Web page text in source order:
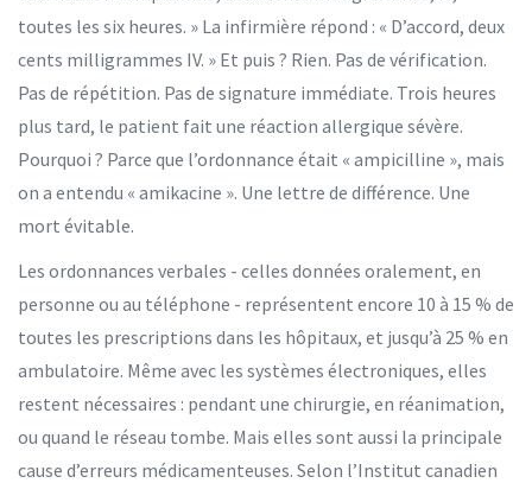
toutes les six heures. » La infirmière répond : « D’accord, deux
cents milligrammes IV. » Et puis ? Rien. Pas de vérification.
Pas de répétition. Pas de signature immédiate. Trois heures
plus tard, le patient fait une réaction allergique sévère.
Pourquoi ? Parce que l’ordonnance était « ampicilline », mais
on a entendu « amikacine ». Une lettre de différence. Une
mort évitable.
Les ordonnances verbales - celles données oralement, en
personne ou au téléphone - représentent encore 10 à 15 % de
toutes les prescriptions dans les hôpitaux, et jusqu’à 25 % en
ambulatoire. Même avec les systèmes électroniques, elles
restent nécessaires : pendant une chirurgie, en réanimation,
ou quand le réseau tombe. Mais elles sont aussi la principale
cause d’erreurs médicamenteuses. Selon l’Institut canadien